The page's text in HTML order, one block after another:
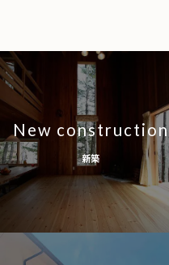
New construction
新築